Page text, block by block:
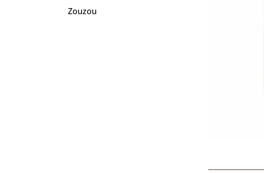
Zouzou